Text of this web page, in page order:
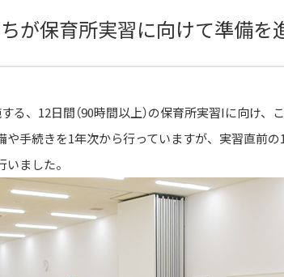
が保育所実習に向けて準備を
る、12日間（90時間以上）の保育所実習Iに向け
手続きを1年次から行っていますが、実習直前の
ました。